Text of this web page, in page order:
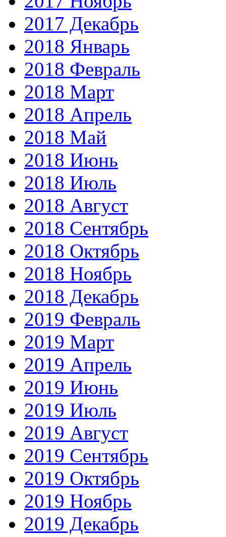
2017 Декабрь
2018 Январь
2018 Февраль
2018 Март
2018 Апрель
2018 Май
2018 Июнь
2018 Июль
2018 Август
2018 Сентябрь
2018 Октябрь
2018 Ноябрь
2018 Декабрь
2019 Февраль
2019 Март
2019 Апрель
2019 Июнь
2019 Июль
2019 Август
2019 Сентябрь
2019 Октябрь
2019 Ноябрь
2019 Декабрь